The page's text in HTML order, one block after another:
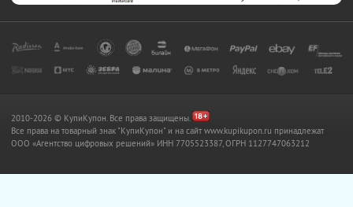
2010-2026 © КупиКупон. Все права защищены.
Все права на товарный знак "КупиКупон" и на сайт www.kupikupon.ru принадлежат
OOO «Агентство цифровых решений» ИНН 7705523387, ОГРН 1127747063212